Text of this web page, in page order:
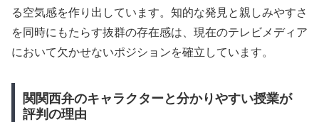
る空気感を作り出しています。知的な発見と親しみやすさ
を同時にもたらす抜群の存在感は、現在のテレビメディア
において欠かせないポジションを確立しています。
関関西弁のキャラクターと分かりやすい授業が
評判の理由